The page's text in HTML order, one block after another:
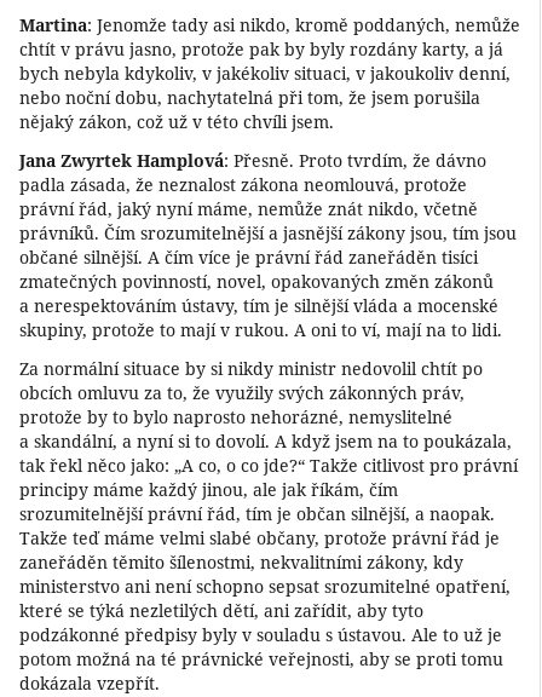
Martina: Jenomže tady asi nikdo, kromě poddaných, nemůže
chtít v právu jasno, protože pak by byly rozdány karty, a já
bych nebyla kdykoliv, v jakékoliv situaci, v jakoukoliv denní,
nebo noční dobu, nachytatelná při tom, že jsem porušila
nějaký zákon, což už v této chvíli jsem.
Jana Zwyrtek Hamplová: Přesně. Proto tvrdím, že dávno
padla zásada, že neznalost zákona neomlouvá, protože
právní řád, jaký nyní máme, nemůže znát nikdo, včetně
právníků. Čím srozumitelnější a jasnější zákony jsou, tím jsou
občané silnější. A čím více je právní řád zaneřáděn tisíci
zmatečných povinností, novel, opakovaných změn zákonů
a nerespektováním ústavy, tím je silnější vláda a mocenské
skupiny, protože to mají v rukou. A oni to ví, mají na to lidi.
Za normální situace by si nikdy ministr nedovolil chtít po
obcích omluvu za to, že využily svých zákonných práv,
protože by to bylo naprosto nehorázné, nemyslitelné
a skandální, a nyní si to dovolí. A když jsem na to poukázala,
tak řekl něco jako: „A co, o co jde?“ Takže citlivost pro právní
principy máme každý jinou, ale jak říkám, čím
srozumitelnější právní řád, tím je občan silnější, a naopak.
Takže teď máme velmi slabé občany, protože právní řád je
zaneřáděn těmito šílenostmi, nekvalitními zákony, kdy
ministerstvo ani není schopno sepsat srozumitelné opatření,
které se týká nezletilých dětí, ani zařídit, aby tyto
podzákonné předpisy byly v souladu s ústavou. Ale to už je
potom možná na té právnické veřejnosti, aby se proti tomu
dokázala vzepřít.